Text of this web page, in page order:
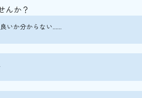
（河原町）
美濃吉本店 竹茂楼（東山）
京料理 熊魚菴 たん熊北店/京都 南禅
理 花咲 錦店（四条烏丸）
んか？
いか分からない......